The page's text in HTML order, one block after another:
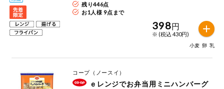
残り446点
お1人様 9点まで
398円
※ (税込 430円)
小麦 卵 乳
コープ（ノースイ）
ｅレンジでお弁当用ミニハンバーグ